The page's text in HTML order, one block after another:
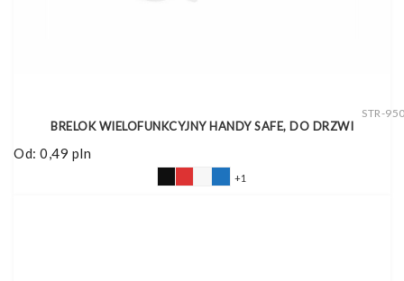
STR-
BRELOK WIELOFUNKCYJNY HANDY SAFE, DO DRZWI
Od: 0,49 pln
+1